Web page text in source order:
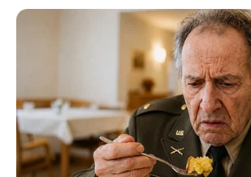
LIHAT ARTIKEL